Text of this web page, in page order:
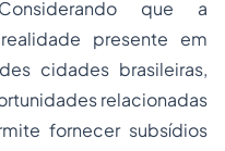
que a
presente em
cidades brasileiras,
relacionadas
fornecer subsídios